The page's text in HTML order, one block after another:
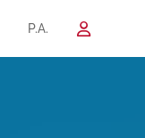
P.A.